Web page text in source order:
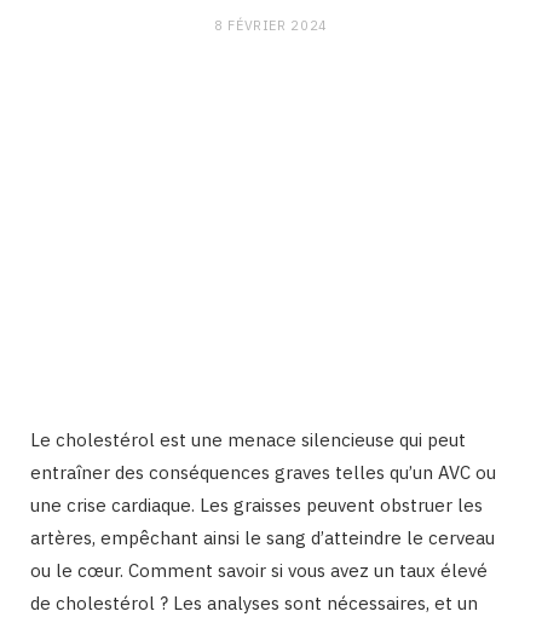
8 FÉVRIER 2024
Le cholestérol est une menace silencieuse qui peut
entraîner des conséquences graves telles qu’un AVC ou
une crise cardiaque. Les graisses peuvent obstruer les
artères, empêchant ainsi le sang d’atteindre le cerveau
ou le cœur. Comment savoir si vous avez un taux élevé
de cholestérol ? Les analyses sont nécessaires, et un